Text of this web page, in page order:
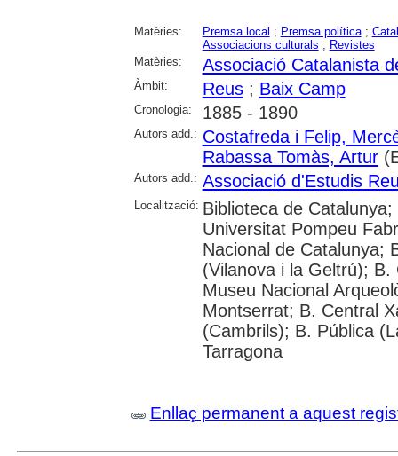
Matèries: Premsa local ; Premsa política;
Associacions culturals ; Revistes
Matèries:
Associació Catalanista
Àmbit: Reus; Baix Camp
Cronologia: 1885 - 1890
Autors add.: Costafreda i Felip,
Rabassa Tomàs, Artur
Autors add.: Associació d'Estudis
Localització: Biblioteca de
Universitat Pompeu
Nacional de Catalunya;
(Vilanova i la Geltrú); B.
Museu Nacional
Montserrat; B. Central
(Cambrils); B. Pública
Tarragona
Enllaç permanent a aquest